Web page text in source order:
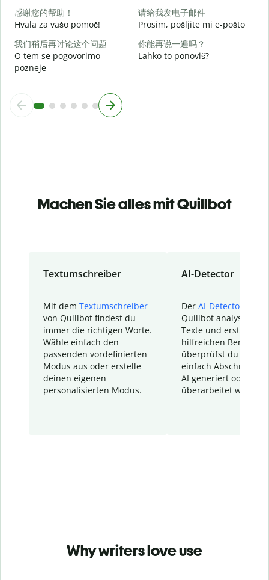
感谢您的帮助！
Hvala za vašo pomoč!
请给我发电子邮件
Prosim, pošljite mi e-pošto
我们稍后再讨论这个问题
O tem se pogovorimo
pozneje
你能再说一遍吗？
Lahko to ponoviš?
Machen Sie alles mit Quillbot
Textumschreiber
Mit dem Textumschreiber
von Quillbot findest du
immer die richtigen Worte.
Wähle einfach den
passenden vordefinierten
Modus aus oder erstelle
deinen eigenen
personalisierten Modus.
AI-Detector
Der AI-Detector
Quillbot analysiert
Texte und erstellt
hilfreichen Bericht.
überprüfst du
einfach Abschnitte,
AI generiert oder
überarbeitet wurden.
Why writers love use